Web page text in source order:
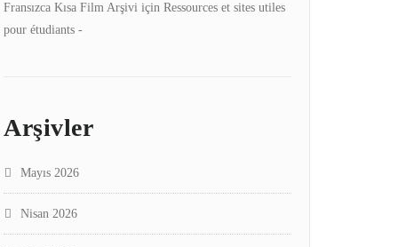
Fransızca Kısa Film Arşivi için Ressources et sites utiles
pour étudiants -
Arşivler
Mayıs 2026
Nisan 2026